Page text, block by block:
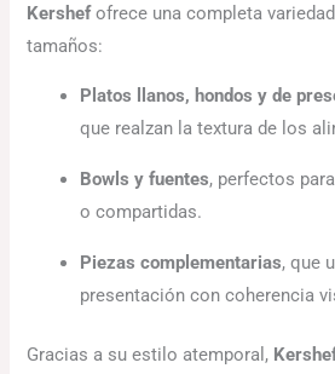
Kershefofrece una completa
tamaños:
Platos llanos, hondos y de
que realzan la textura de los
Bowls y fuentes, perfectos
o compartidas.
Piezas complementarias, que
presentación con coherencia
Gracias a su estilo atemporal,